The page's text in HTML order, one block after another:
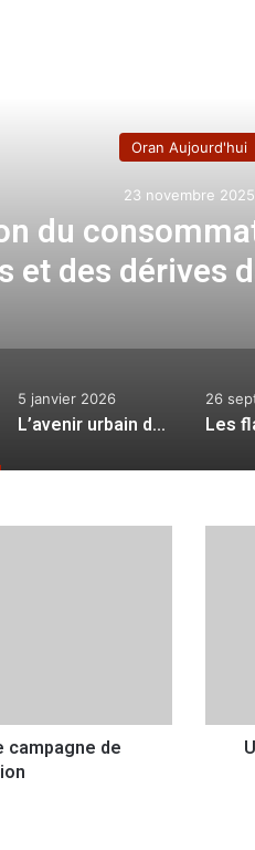
Oran Aujourd'hui
23 novembre 2025
du
et des dérives
5 janvier 2026
L’avenir urbain de la ville : il n’est jamais trop tard pour bien faire…
26
campagne de
t